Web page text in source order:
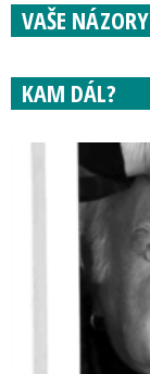
VAŠE NÁZORY
KAM DÁL?